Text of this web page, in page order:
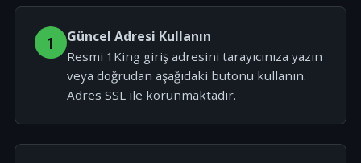
1 Güncel Adresi Kullanın
Resmi 1King giriş adresini tarayıcınıza yazın
veya doğrudan aşağıdaki butonu kullanın.
Adres SSL ile korunmaktadır.